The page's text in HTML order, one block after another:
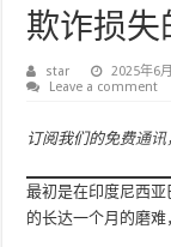
欺诈损失
star 2025年6
Leave a comment
订阅我们的免费通讯
最初是在印度尼西
的长达一个月的磨难